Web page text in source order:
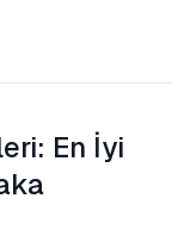
En İyi